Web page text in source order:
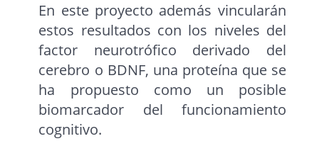
En este proyecto además vincularán
estos resultados con los niveles del
factor neurotrófico derivado del
cerebro o BDNF, una proteína que se
ha propuesto como un posible
biomarcador del funcionamiento
cognitivo.